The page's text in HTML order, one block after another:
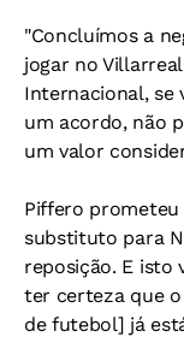
"Concluímos a
jogar no
Internacional, se
um acordo, não
um valor
Piffero
substituto para
reposição. E isto
ter certeza que
de futebol] já